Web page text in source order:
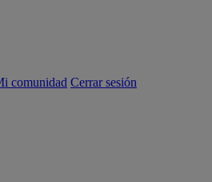
comunidad Cerrar sesión